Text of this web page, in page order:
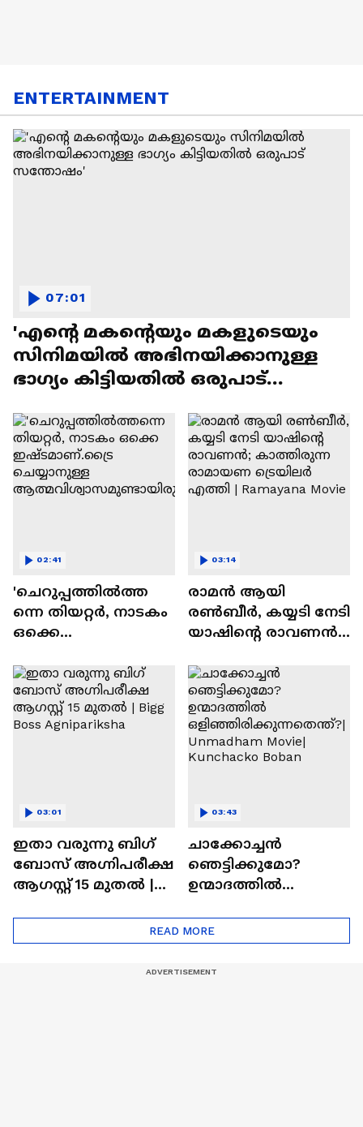
ENTERTAINMENT
'എന്റെ മകന്റെയും മകളുടെയും
സിനിമയിൽ അഭിനയിക്കാനുള്ള
ഭാഗ്യം കിട്ടിയതിൽ ഒരുപാട്
07:01
'ചെറുപ്പത്തിൽത്ത
ന്നെ തിയറ്റർ, നാടകം
ഒക്കെ
ചെയ്യാനുള്ള
ആത്മവിശ്വാസമുണ്ടാ
യിരുന്നില്ല'
02:41
രാമന്‍ ആയി
രൺബീർ, കയ്യടി നേടി
യാഷിന്റെ രാവണൻ;
രാമായണ ട്രെയിലർ
എത്തി | Ramayana
Movie
03:14
ഇതാ വരുന്നു ബിഗ്
ബോസ് അഗ്നിപരീക്ഷ
ആഗസ്റ്റ് 15 മുതൽ |
03:01
ചാക്കോച്ചന്‍
ഞെട്ടിക്കുമോ?
ഉന്മാദത്തിൽ
ന്ത്?| Unmadham
Movie| Kunchacko
03:43
READ MORE